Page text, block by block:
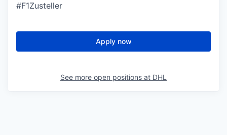
#F1Zusteller
Apply now
See more open positions at DHL